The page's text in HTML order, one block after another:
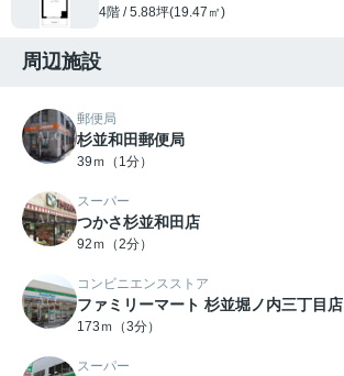
4階 / 5.88坪(19.47㎡)
周辺施設
郵便局
杉並和田郵便局
39ｍ（1分）
スーパー
つかさ杉並和田店
92ｍ（2分）
コンビニエンスストア
ファミリーマート 杉並堀ノ内三丁目店
173ｍ（3分）
スーパー